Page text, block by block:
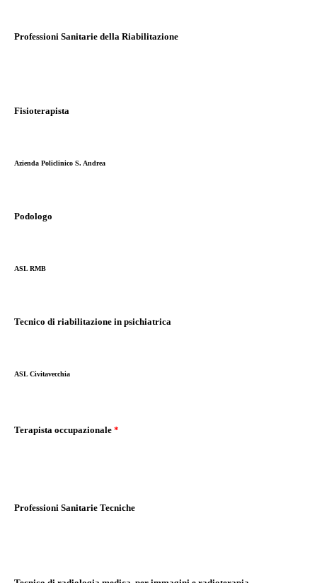
Professioni Sanitarie della Riabilitazione
Fisioterapista
Azienda Policlinico S. Andrea
Podologo
ASL RMB
Tecnico di riabilitazione in psichiatrica
ASL Civitavecchia
Terapista occupazionale *
Professioni Sanitarie Tecniche